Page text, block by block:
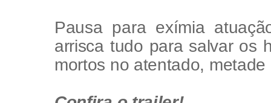
Pausa para exímia
arrisca tudo para salvar os
mortos no atentado,